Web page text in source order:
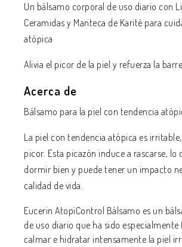
Un bálsamo corporal de uso diario con
Ceramidas y Manteca de Karité para
atópica
Alivia el picor de la piel y refuerza la
Acerca de
Bálsamo para la piel con tendencia
La piel con tendencia atópica es
picor. Esta picazón induce a rascarse, lo
dormir bien y puede tener un impacto
calidad de vida.
Eucerin AtopiControl Bálsamo es un
de uso diario que ha sido
calmar e hidratar intensamente la piel